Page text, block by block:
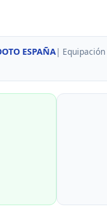
ESPAÑA|